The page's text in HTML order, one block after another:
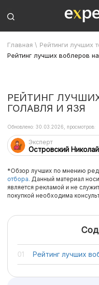
Главная \ Рейтинги лучших
Рейтинг лучших воблеров
РЕЙТИНГ
ГОЛАВЛЯ И ЯЗЯ
Эксперт
Островский
Обновлено: 30.03.2026, просмотров:
*Обзор лучших по мнению
отбора. Данный материал
является рекламой и не
покупкой необходима
Рейтинг лучших